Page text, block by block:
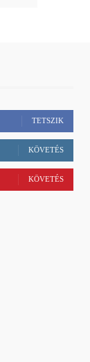
TETSZIK
KÖVETÉS
KÖVETÉS